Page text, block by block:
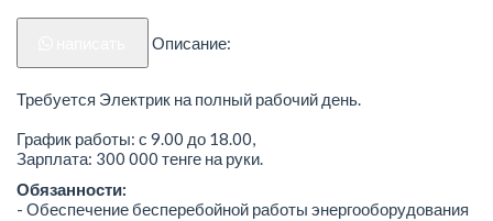
Описание:
Требуется Электрик на полный рабочий день.
График работы: с 9.00 до 18.00,
Зарплата: 300 000 тенге на руки.
Обязанности:
- Обеспечение бесперебойной работы энергооборудования